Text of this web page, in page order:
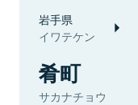
岩手県
イワテケン
肴町
サカナチョウ